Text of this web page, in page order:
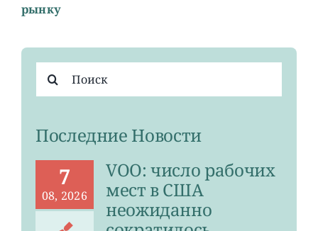
рынку
поиска:
Последние Новости
7
08, 2026
VOO: число рабочих
мест в США
неожиданно